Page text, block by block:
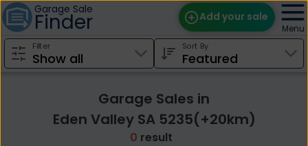
Garage Sale
Finder Add your sale
Find Sales
Edit Your Sale
Menu
Filter Sort By
Garage Sales in
Eden Valley SA 5235(+20km)
0 result